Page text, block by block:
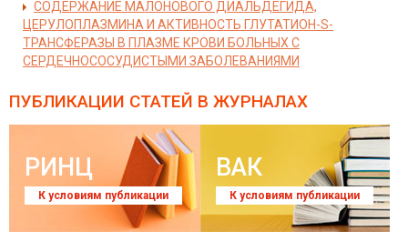
СОДЕРЖАНИЕ МАЛОНОВОГО ДИАЛЬДЕГИДА,
ЦЕРУЛОПЛАЗМИНА И АКТИВНОСТЬ ГЛУТАТИОН-S-
ТРАНСФЕРАЗЫ В ПЛАЗМЕ КРОВИ БОЛЬНЫХ С
СЕРДЕЧНОСОСУДИСТЫМИ ЗАБОЛЕВАНИЯМИ
ПУБЛИКАЦИИ СТАТЕЙ В ЖУРНАЛАХ
РИНЦ
К условиям публикации
ВАК
К условиям публикации